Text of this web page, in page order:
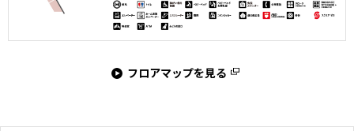
フロアマップを見る